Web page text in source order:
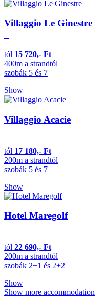
Villaggio Le Ginestre
tól 15 720,- Ft
400m a strandtól
szobák 5 és 7
Show
Villaggio Acacie
tól 17 180,- Ft
200m a strandtól
szobák 5 és 7
Show
Hotel Maregolf
tól 22 690,- Ft
200m a strandtól
szobák 2+1 és 2+2
Show
Show more accommodation